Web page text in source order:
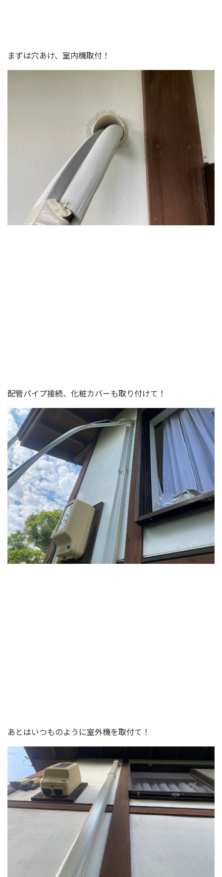
まずは穴あけ、室内機取付！
配管パイプ接続、化粧カバーも取り付けて！
あとはいつものように室外機を取付て！